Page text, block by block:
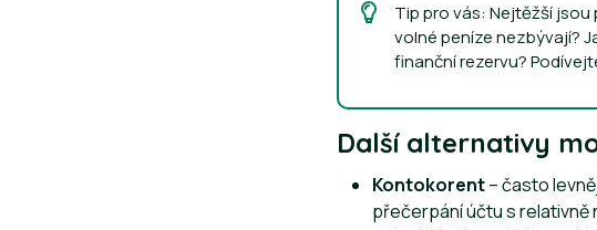
Tip pro vás: Nejtěžší jsou
volné peníze nezbývají?
finanční rezervu?
Další alternativy
Kontokorent– často
přečerpání účtu s relativně